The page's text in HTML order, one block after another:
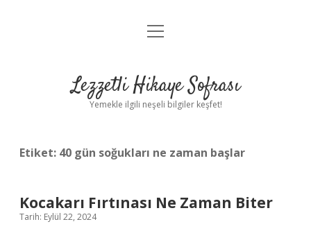
Anasayfa
Yasal Uyarı
menüyü
Lezzetli Hikaye Sofrası
Yemekle ilgili neşeli bilgiler keşfet!
Etiket: 40 gün soğukları ne zaman başlar
Kocakarı Fırtınası Ne Zaman Biter
Tarih: Eylül 22, 2024